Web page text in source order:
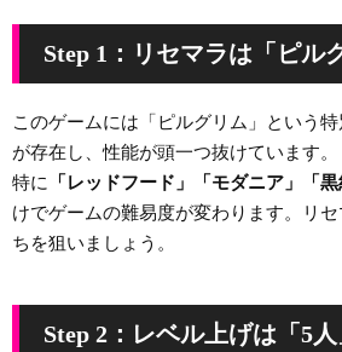
Step 1：リセマラは「ピル
このゲームには「ピルグリム」という
が存在し、性能が頭一つ抜けています。
特に 「レッドフード」「モダニア」「黒
けでゲームの難易度が変わります。リ
ちを狙いましょう。
Step 2：レベル上げは「5